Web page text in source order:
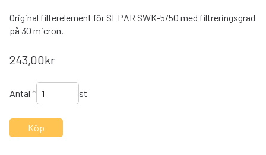
Original filterelement för SEPAR SWK-5/50 med filtreringsgrad
på 30 micron.
243,00kr
Antal * st